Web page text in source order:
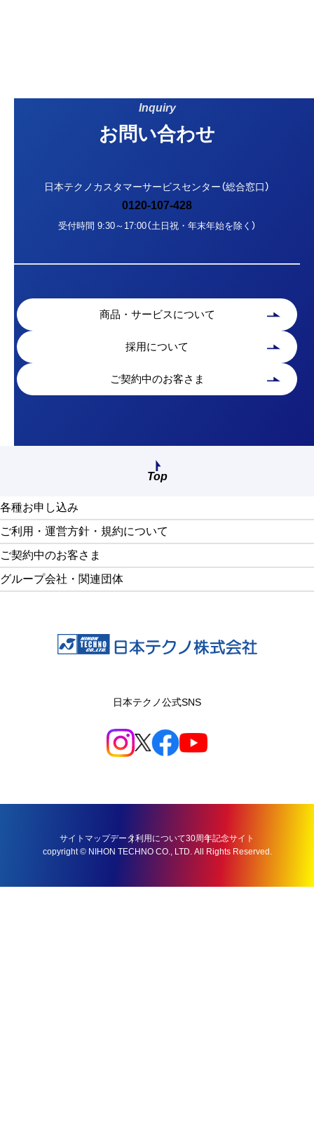
Inquiry
お問い合わせ
日本テクノカスタマーサービスセンター（総合窓口）
0120-107-428
受付時間 9:30～17:00（土日祝・年末年始を除く）
商品・サービスについて
採用について
ご契約中のお客さま
Top
各種お申し込み
ご利用・運営方針・規約について
ご契約中のお客さま
グループ会社・関連団体
日本テクノ公式SNS
サイトマップデータ利用について30周年記念サイト
copyright © NIHON TECHNO CO., LTD. All Rights Reserved.